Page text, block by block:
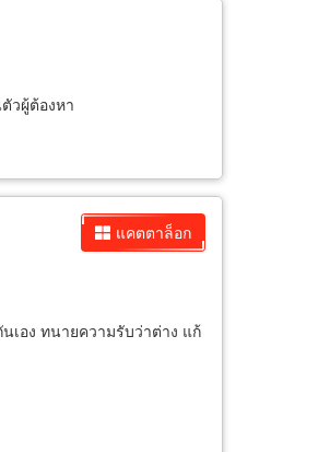
วผู้ต้องหา
แคตตาล็อก
อง ทนายความรับว่าต่าง แก้